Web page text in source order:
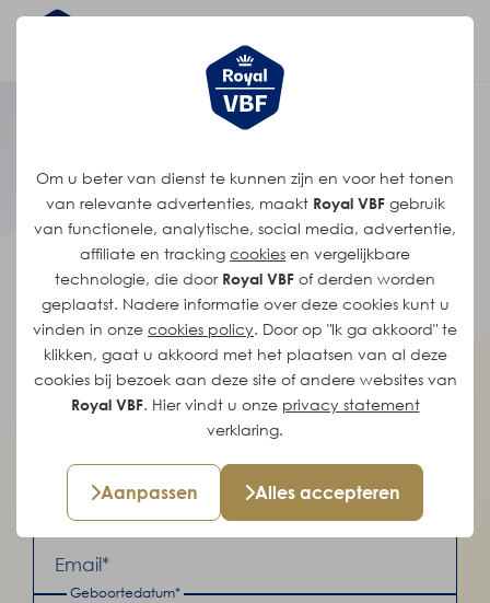
Om u beter van dienst te kunnen zijn en voor het tonen
van relevante advertenties, maakt Royal VBFgebruik
van functionele, analytische, social media, advertentie,
affiliate en tracking cookies en vergelijkbare
technologie, die door Royal VBF of derden worden
geplaatst. Nadere informatie over deze cookies kunt u
vinden in onze cookies policy. Door op "Ik ga akkoord" te
klikken, gaat u akkoord met het plaatsen van al deze
cookies bij bezoek aan deze site of andere websites van
Royal VBF. Hier vindt u onze privacy statement
verklaring.
Aanpassen Alles accepteren
Stuur ons je sollicitatie via
onderstaand formulier.
Open sollicitatie
versturen
Voornaam* Achternaam*
Email*
Geboortedatum*